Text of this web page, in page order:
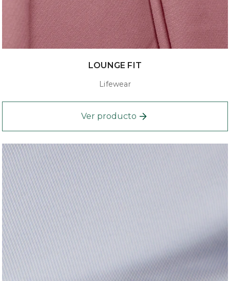
LOUNGE FIT
Lifewear
Ver producto